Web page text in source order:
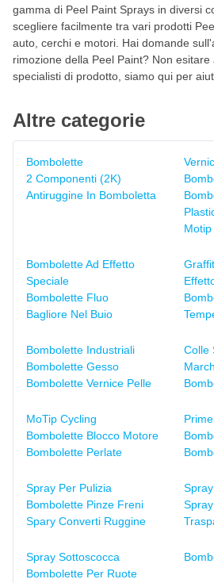
gamma di Peel Paint Sprays in diversi
scegliere facilmente tra vari prodotti
auto, cerchi e motori. Hai domande
rimozione della Peel Paint? Non
specialisti di prodotto, siamo qui per
Altre categorie
Bombolette
2 Componenti (2K)
Antiruggine In Bomboletta
Bombolette Ad Effetto
Speciale
Bombolette Fluo
Bagliore Nel Buio
Bombolette Industriali
Bombolette Gesso
Bombolette Vernice Pelle
Colle
MoTip Cycling
Bombolette Blocco Motore
Bombolette Perlate
Spray Per Pulizia
Bombolette Pinze Freni
Spary Converti Ruggine
Spray Sottoscocca
Bombolette Per Ruote